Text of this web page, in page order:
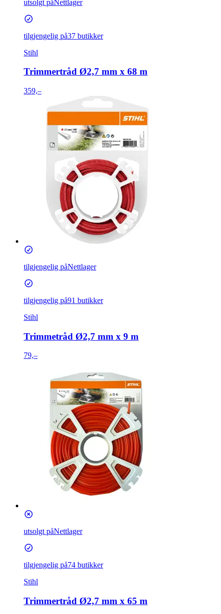
utsolgt påNettlager
tilgjengelig på37 butikker
Stihl
Trimmertråd Ø2,7 mm x 68 m
359,–
tilgjengelig påNettlager
tilgjengelig på91 butikker
Stihl
Trimmetråd Ø2,7 mm x 9 m
79,–
utsolgt påNettlager
tilgjengelig på74 butikker
Stihl
Trimmertråd Ø2,7 mm x 65 m